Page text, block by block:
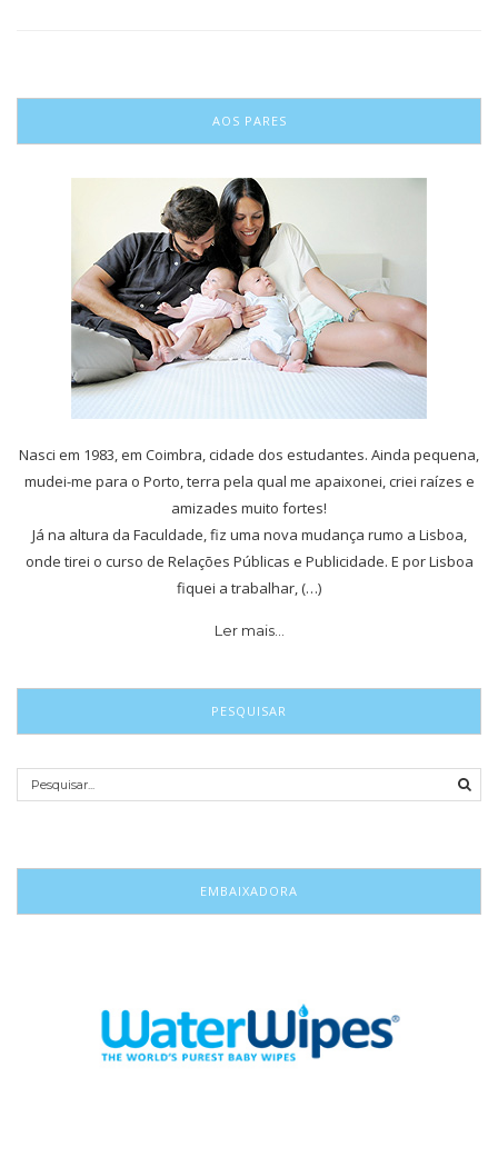
AOS PARES
Nasci em 1983, em Coimbra, cidade dos estudantes. Ainda pequena,
mudei-me para o Porto, terra pela qual me apaixonei, criei raízes e
amizades muito fortes!
Já na altura da Faculdade, fiz uma nova mudança rumo a Lisboa,
onde tirei o curso de Relações Públicas e Publicidade. E por Lisboa
fiquei a trabalhar, (…)
Ler mais…
PESQUISAR
EMBAIXADORA